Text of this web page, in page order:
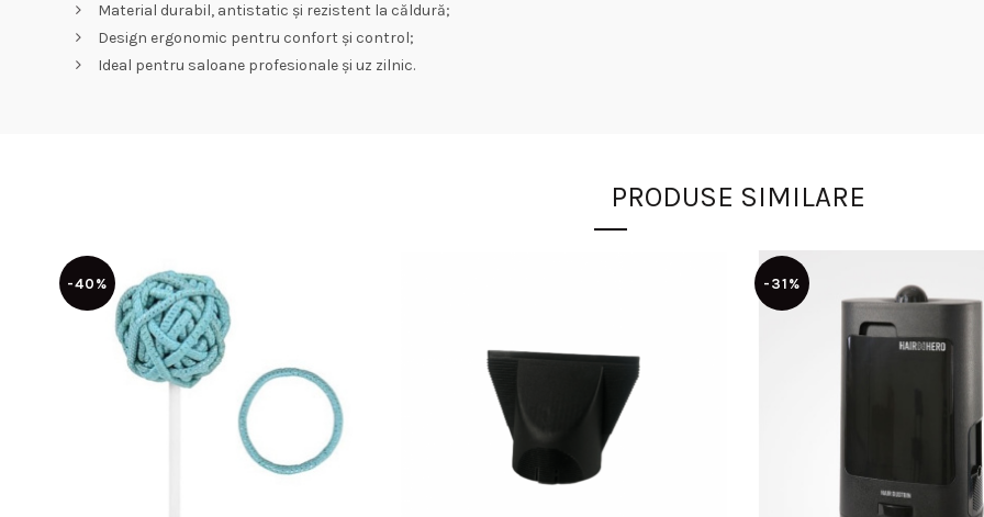
Material durabil, antistatic și rezistent la căldură;
Design ergonomic pentru confort și control;
Ideal pentru saloane profesionale și uz zilnic.
PRODUSE SIMILARE
-40% -31%